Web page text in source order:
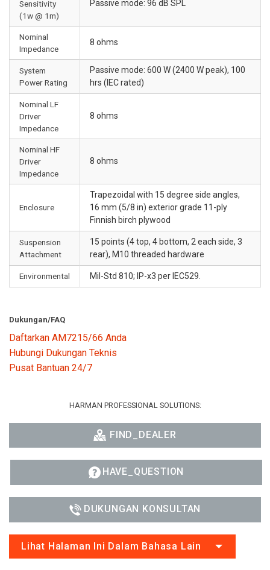
Sensitivity
(1w @ 1m)
Passive mode: 96 dB SPL
Nominal
Impedance
8 ohms
System
Power Rating
Passive mode: 600 W (2400 W peak), 100
hrs (IEC rated)
Nominal LF
Driver
Impedance
8 ohms
Nominal HF
Driver
Impedance
8 ohms
Enclosure
Trapezoidal with 15 degree side angles,
16 mm (5/8 in) exterior grade 11-ply
Finnish birch plywood
Suspension
Attachment
15 points (4 top, 4 bottom, 2 each side, 3
rear), M10 threaded hardware
Environmental Mil-Std 810; IP-x3 per IEC529.
Dukungan/FAQ
Daftarkan AM7215/66 Anda
Hubungi Dukungan Teknis
Pusat Bantuan 24/7
HARMAN PROFESSIONAL SOLUTIONS:
FIND_DEALER
HAVE_QUESTION
DUKUNGAN KONSULTAN
Lihat Halaman Ini Dalam Bahasa Lain